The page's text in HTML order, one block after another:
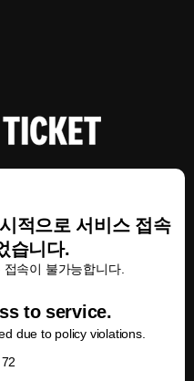
적으로 서비스 접속
습니다.
속이 불가능합니다.
to service.
due to policy violations.